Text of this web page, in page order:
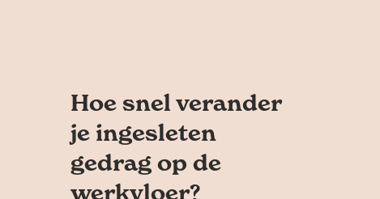
Hoe snel verander
je ingesleten
gedrag op de
werkvloer?